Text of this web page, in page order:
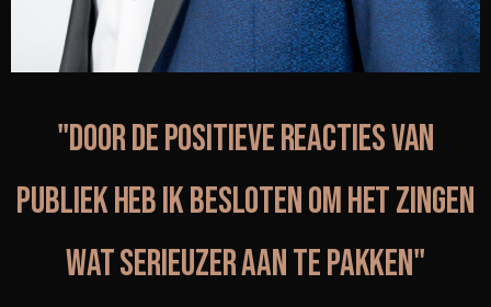
''Door De Positieve Reacties Van
Publiek Heb Ik Besloten Om Het Zingen
Wat Serieuzer Aan Te Pakken"